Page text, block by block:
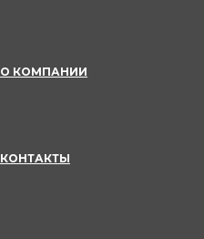
О КОМПАНИИ
КОНТАКТЫ